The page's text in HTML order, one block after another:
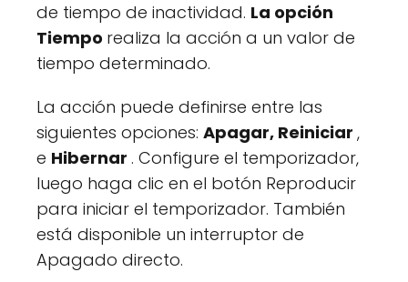
de tiempo de inactividad. La opción
Tiempo realiza la acción a un valor de
tiempo determinado.
La acción puede definirse entre las
siguientes opciones: Apagar, Reiniciar ,
e Hibernar . Configure el temporizador,
luego haga clic en el botón Reproducir
para iniciar el temporizador. También
está disponible un interruptor de
Apagado directo.